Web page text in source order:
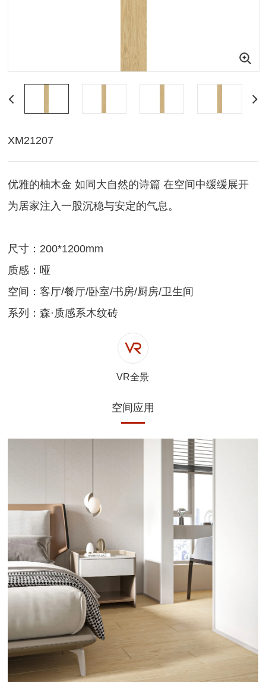
XM21207
优雅的柚木金 如同大自然的诗篇 在空间中缓缓展开
为居家注入一股沉稳与安定的气息。
尺寸：200*1200mm
质感：哑
空间：客厅/餐厅/卧室/书房/厨房/卫生间
系列：森·质感系木纹砖
VR全景
空间应用